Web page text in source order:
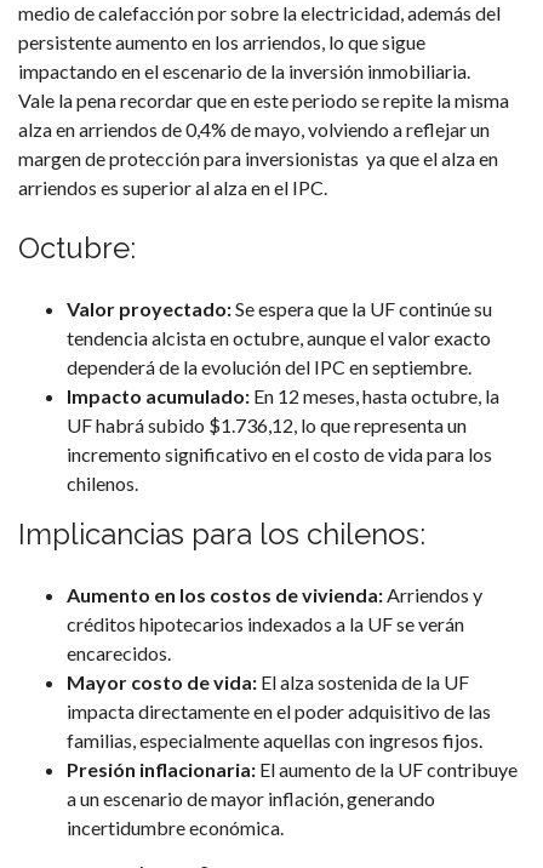
medio de calefacción por sobre la electricidad, además del
persistente aumento en los arriendos, lo que sigue
impactando en el escenario de la inversión inmobiliaria.
Vale la pena recordar que en este periodo se repite la misma
alza en arriendos de0,4% de mayo, volviendo a reflejar un
margen de protección para inversionistas ya que el alza en
arriendos es superior al alza en el IPC.
Octubre:
Valor proyectado:Se espera que la UF continúe su
tendencia alcista en octubre, aunque el valor exacto
dependerá de la evolución del IPC en septiembre.
Impacto acumulado: En 12 meses, hasta octubre, la
UF habrá subido $1.736,12, lo que representa un
incremento significativo en el costo de vida para los
chilenos.
Implicancias para los chilenos:
Aumento en los costos de vivienda:Arriendos y
créditos hipotecarios indexados a la UF se verán
encarecidos.
Mayor costo de vida: El alza sostenida de la UF
impacta directamente en el poder adquisitivo de las
familias, especialmente aquellas con ingresos fijos.
Presión inflacionaria: El aumento de la UF contribuye
a un escenario de mayor inflación, generando
incertidumbre económica.